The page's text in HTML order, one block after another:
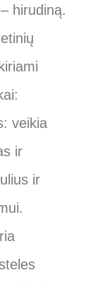
hirudiną.
veikia
ir
ir